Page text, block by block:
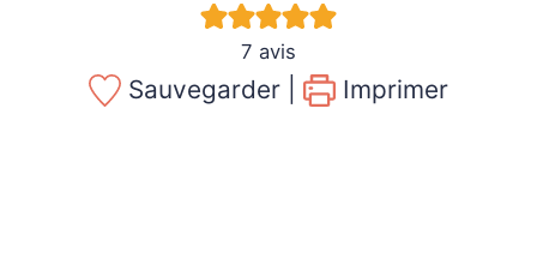
7 avis
Sauvegarder | Imprimer